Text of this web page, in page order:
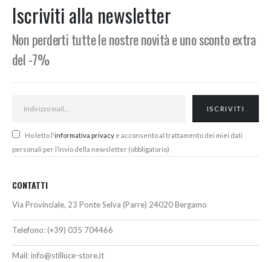
Iscriviti alla newsletter
Non perderti tutte le nostre novità e uno sconto extra
del -7%
Ho letto l'informativa privacy e acconsento al trattamento dei miei dati
personali per l’invio della newsletter (obbligatorio)
CONTATTI
Via Provinciale, 23 Ponte Selva (Parre) 24020 Bergamo
Telefono: (+39) 035 704466
Mail:info@stilluce-store.it